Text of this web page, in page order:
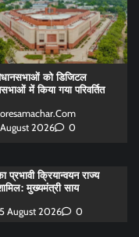
को डिजिटल
में किया गया परिवर्तित
2026
0
क्रियान्वयन राज्य
मुख्यमंत्री साय
5 August 2026 0